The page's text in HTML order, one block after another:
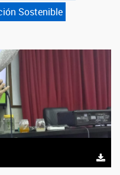
Sostenible